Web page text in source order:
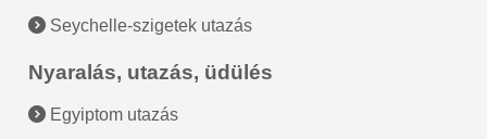
Seychelle-szigetek utazás
Nyaralás, utazás, üdülés
Egyiptom utazás